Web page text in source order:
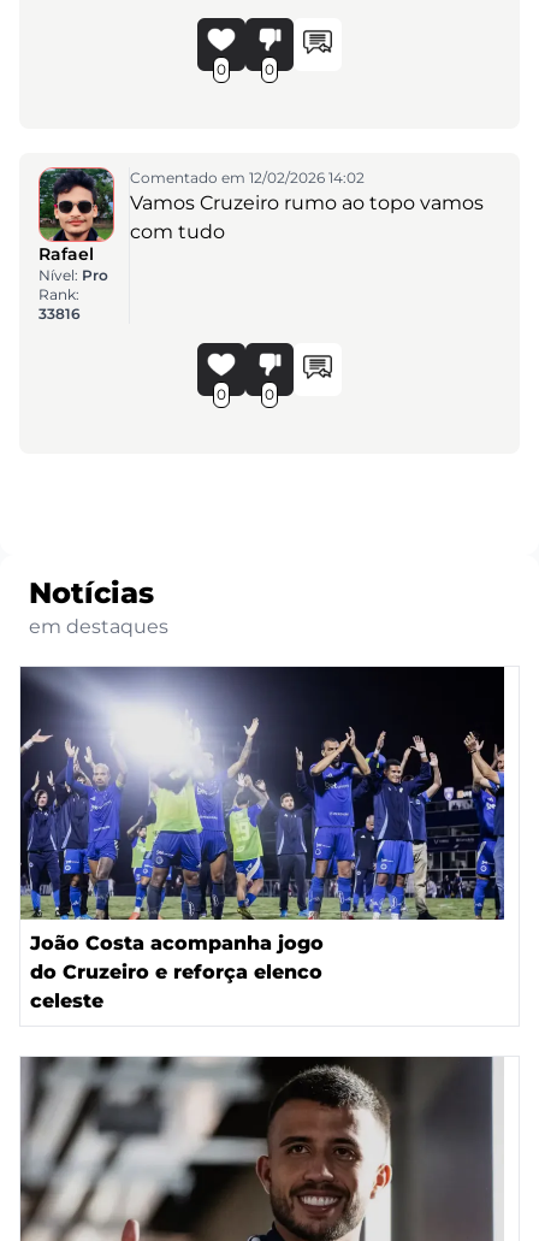
0 0
Rafael
Nível: Pro
Rank:
33816
Comentado em 12/02/2026 14:02
Vamos Cruzeiro rumo ao topo vamos
com tudo
0 0
Notícias
em destaques
João Costa acompanha jogo
do Cruzeiro e reforça elenco
celeste